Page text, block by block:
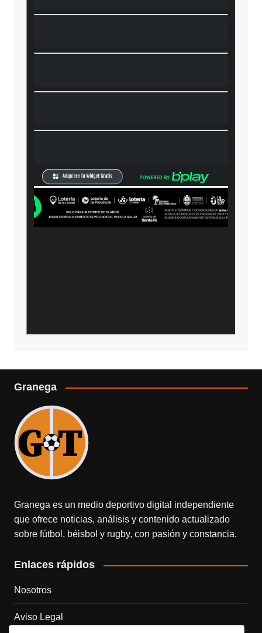
Granega
Granega es un medio deportivo digital independiente
que ofrece noticias, análisis y contenido actualizado
sobre fútbol, béisbol y rugby, con pasión y constancia.
Enlaces rápidos
Nosotros
Aviso Legal